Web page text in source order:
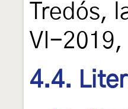
Tredós,
VI-
4.4.